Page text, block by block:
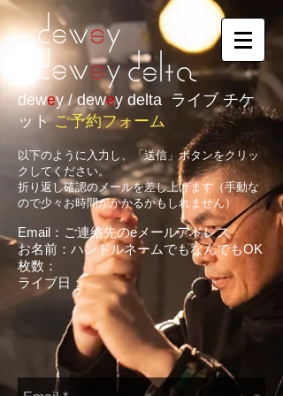
dewey / dewey delta ライブ チケ
ットご予約フォーム
以下のように入力し、「送信」ボタンをクリッ
クしてください。
​折り返し確認のメールを差し上げます（手動な
ので少々お時間がかかるかもしれません）
Email：ご連絡先のeメールアドレス
お名前：ハンドルネームでもなんでもOK
枚数：
ライブ日：